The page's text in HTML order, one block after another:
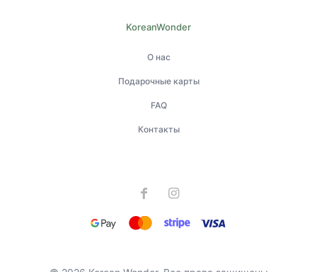
KoreanWonder
О нас
Подарочные карты
FAQ
Контакты